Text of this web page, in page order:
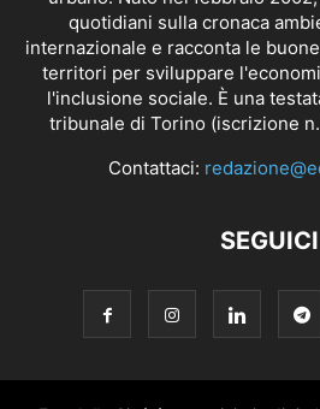
quotidiani sulla cronaca
internazionale e racconta le
territori per sviluppare
l'inclusione sociale. È una
tribunale di Torino (iscrizione
Contattaci:
SEGUICI